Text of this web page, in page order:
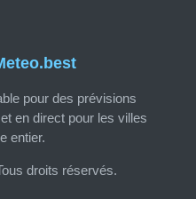
pour des prévisions
en direct pour les villes
entier.
droits réservés.